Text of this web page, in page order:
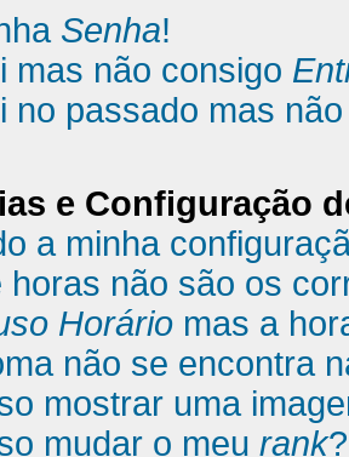
Senha!
mas não consigo
no passado mas
e Configuração
a minha
horas não são os
Horário mas a
não se encontra
mostrar uma
mudar o meu rank?